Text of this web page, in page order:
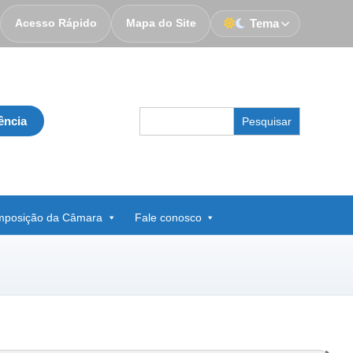
Acesso Rápido Mapa do Site Tema
for:
da Câmara Fale conosco